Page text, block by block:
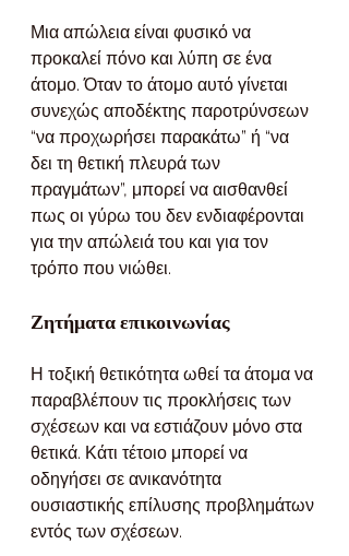
Μια απώλεια είναι φυσικό να
προκαλεί πόνο και λύπη σε ένα
άτομο. Όταν το άτομο αυτό γίνεται
συνεχώς αποδέκτης παροτρύνσεων
“να προχωρήσει παρακάτω” ή “να
δει τη θετική πλευρά των
πραγμάτων”, μπορεί να αισθανθεί
πως οι γύρω του δεν ενδιαφέρονται
για την απώλειά του και για τον
τρόπο που νιώθει.
Ζητήματα επικοινωνίας
Η τοξική θετικότητα ωθεί τα άτομα να
παραβλέπουν τις προκλήσεις των
σχέσεων και να εστιάζουν μόνο στα
θετικά. Κάτι τέτοιο μπορεί να
οδηγήσει σε ανικανότητα
ουσιαστικής επίλυσης προβλημάτων
εντός των σχέσεων.